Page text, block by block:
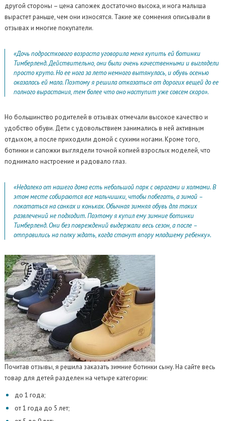
другой стороны – цена сапожек достаточно высока, и нога малыша
вырастет раньше, чем они износятся. Такие же сомнения описывали в
отзывах и многие покупатели.
«Дочь подросткового возраста уговорила меня купить ей ботинки
Тимберленд. Действительно, они были очень качественными и выглядели
просто круто. Но ее нога за лето немного вытянулась, и обувь осенью
оказалась ей мала. Поэтому я решила отказаться от дорогих вещей до ее
полного вырастания, тем более что оно наступит уже совсем скоро».
Но большинство родителей в отзывах отмечали высокое качество и
удобство обуви. Дети с удовольствием занимались в ней активным
отдыхом, а после приходили домой с сухими ногами. Кроме того,
ботинки и сапожки выглядели точной копией взрослых моделей, что
поднимало настроение и радовало глаз.
«Недалеко от нашего дома есть небольшой парк с оврагами и холмами. В
этом месте собираются все мальчишки, чтобы побегать, а зимой –
покататься на санках и коньках. Обычная зимняя обувь для таких
развлечений не подходит. Поэтому я купил ему зимние ботинки
Тимберленд. Они без повреждений выдержали весь сезон, а после –
отправились на полку ждать, когда станут впору младшему ребенку».
Почитав отзывы, я решила заказать зимние ботинки сыну. На сайте весь
товар для детей разделен на четыре категории:
до 1 года;
от 1 года до 5 лет;